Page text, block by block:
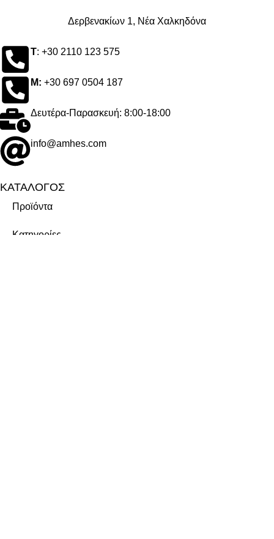
Δερβενακίων 1, Νέα Χαλκηδόνα
Τ: +30 2110 123 575
M: +30 697 0504 187
Δευτέρα-Παρασκευή: 8:00-18:00
info@amhes.com
ΚΑΤΑΛΟΓΟΣ
Προϊόντα
Κατηγορίες